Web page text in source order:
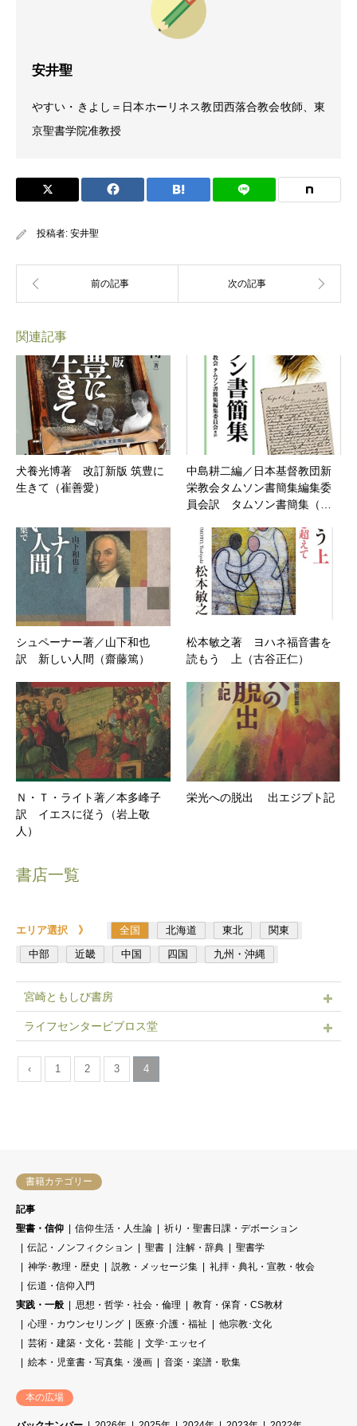
安井聖
やすい・きよし＝日本ホーリネス教団西落合教会牧師、東
京聖書学院准教授
投稿者: 安井聖
関連記事
犬養光博著 改訂新版 筑豊に
生きて（崔善愛）
中島耕二編／日本基督教団新
栄教会タムソン書簡集編集委
員会訳 タムソン書簡集（…
シュペーナー著／山下和也
訳 新しい人間（齋藤篤）
松本敏之著 ヨハネ福音書を
読もう 上（古谷正仁）
Ｎ・Ｔ・ライト著／本多峰子
訳 イエスに従う（岩上敬
人）
栄光への脱出 出エジプト記
書店一覧
エリア選択 》 全国 北海道 東北
関東
中部
近畿 中国 四国 九州・沖縄
宮崎ともしび書房
ライフセンタービブロス堂
‹ 1 2 3 4
書籍カテゴリー
記事
聖書・信仰
信仰生活・人生論
祈り・聖書日課・デボーション
伝記・ノンフィクション
聖書 注解・辞典
聖書学
神学･教理・歴史
説教・メッセージ集
礼拝・典礼・宣教・牧会
伝道・信仰入門
実践・一般
思想・哲学・社会・倫理
教育・保育・CS教材
心理・カウンセリング
医療･介護・福祉
他宗教･文化
芸術・建築・文化・芸能
文学･エッセイ
絵本・児童書・写真集・漫画
音楽・楽譜・歌集
本の広場